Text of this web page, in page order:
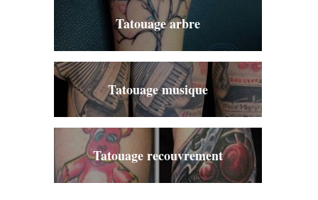
Tatouage arbre
Tatouage musique
Tatouage recouvrement